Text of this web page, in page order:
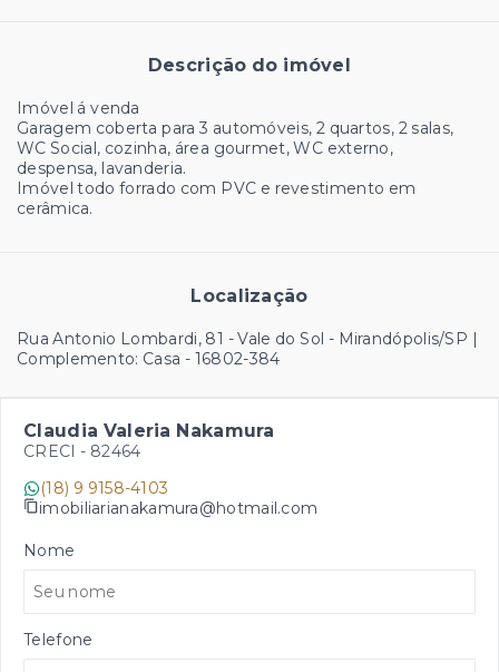
Descrição do imóvel
Imóvel á venda
Garagem coberta para 3 automóveis, 2 quartos, 2 salas,
WC Social, cozinha, área gourmet, WC externo,
despensa, lavanderia.
Imóvel todo forrado com PVC e revestimento em
cerâmica.
Localização
Rua Antonio Lombardi, 81 - Vale do Sol - Mirandópolis/SP |
Complemento: Casa - 16802-384
Claudia Valeria Nakamura
CRECI - 82464
(18) 9 9158-4103
imobiliarianakamura@hotmail.com
Nome
Telefone